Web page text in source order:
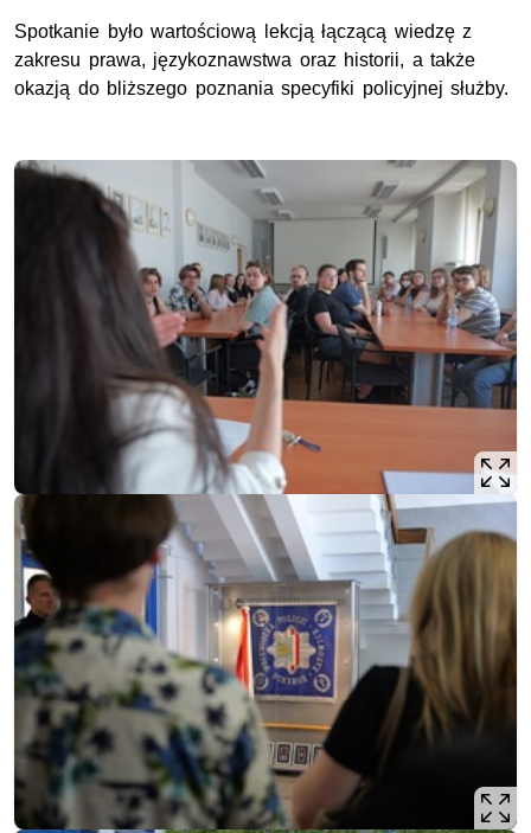
Spotkanie było wartościową lekcją łączącą wiedzę z
zakresu prawa, językoznawstwa oraz historii, a także
okazją do bliższego poznania specyfiki policyjnej służby.